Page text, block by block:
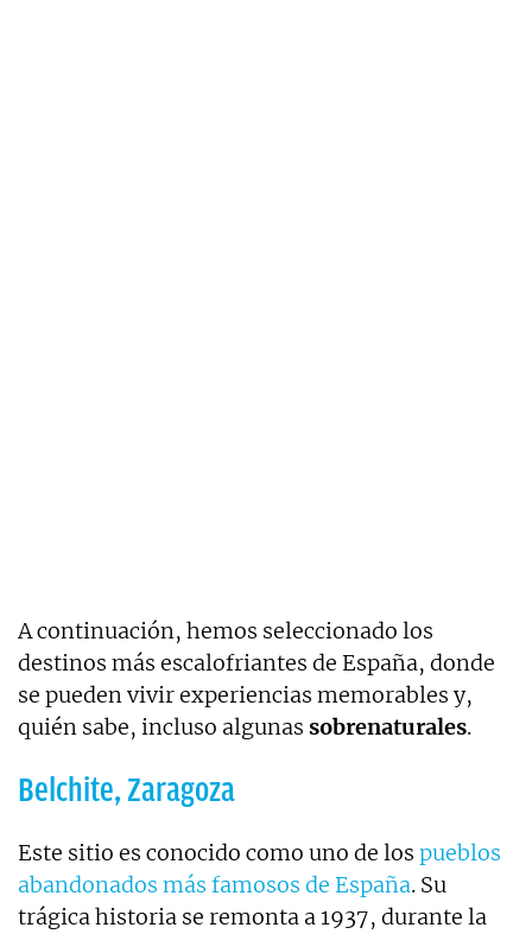
A continuación, hemos seleccionado los
destinos más escalofriantes de España, donde
se pueden vivir experiencias memorables y,
quién sabe, incluso algunas sobrenaturales.
Belchite, Zaragoza
Este sitio es conocido como uno de los pueblos
abandonados más famosos de España. Su
trágica historia se remonta a 1937, durante la